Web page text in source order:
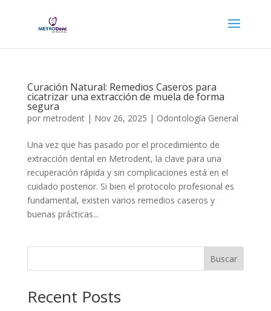
Curación Natural: Remedios Caseros para
cicatrizar una extracción de muela de forma
segura
por metrodent| Nov 26, 2025 | Odontología General
Una vez que has pasado por el procedimiento de
extracción dental en Metrodent, la clave para una
recuperación rápida y sin complicaciones está en el
cuidado posterior. Si bien el protocolo profesional es
fundamental, existen varios remedios caseros y
buenas prácticas...
Buscar
Recent Posts